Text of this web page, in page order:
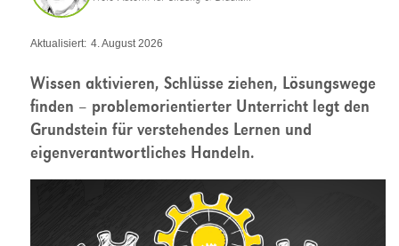
Aktualisiert: 4. August 2026
Wissen aktivieren, Schlüsse ziehen, Lösungswege
finden – problemorientierter Unterricht legt den
Grundstein für verstehendes Lernen und
eigenverantwortliches Handeln.